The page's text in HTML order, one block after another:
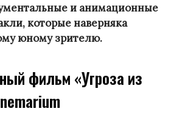
и анимационные
которые наверняка
юному зрителю.
фильм «Угроза из